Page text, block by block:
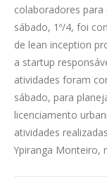
colaboradores
sábado, 1º/4, foi
de lean inception
a startup
atividades foram
sábado, para
licenciamento
atividades
Ypiranga Monteiro,